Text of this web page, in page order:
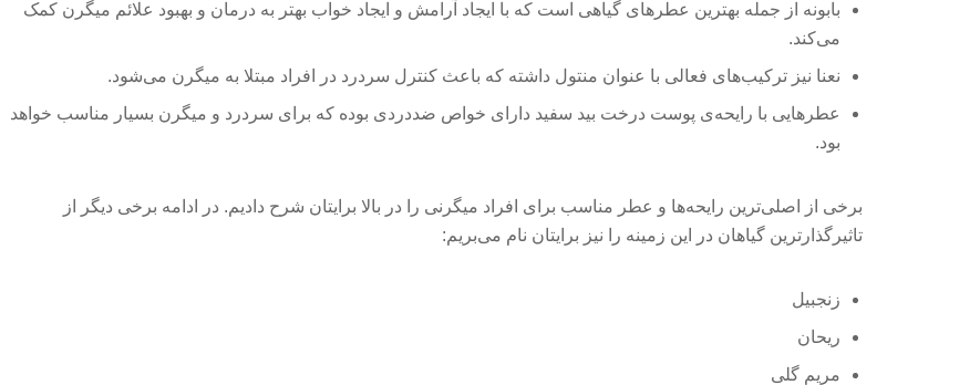
بابونه از جمله بهترین عطرهای گیاهی است که با ایجاد آرامش و ایجاد خواب بهتر به درمان و بهبود علائم میگرن کمک
می‌کند.
نعنا نیز ترکیب‌های فعالی با عنوان منتول داشته که باعث کنترل سردرد در افراد مبتلا به میگرن می‌‌شود.
عطرهایی با رایحه‌ی پوست درخت بید سفید دارای خواص ضددردی بوده که برای سردرد و میگرن بسیار مناسب خواهد
بود.
برخی از اصلی‌ترین رایحه‌ها و عطر مناسب برای افراد میگرنی را در بالا برایتان شرح دادیم. در ادامه برخی دیگر از
تاثیرگذارترین گیاهان در این زمینه را نیز برایتان نام می‌بریم:
زنجبیل
ریحان
مریم گلی